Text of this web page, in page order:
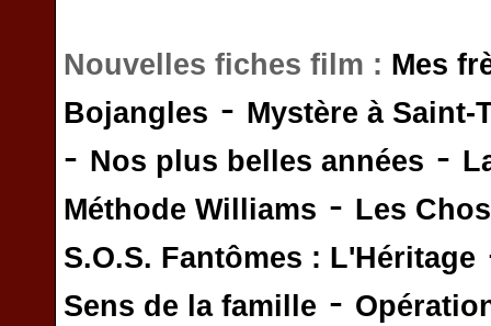
Nouvelles fiches film : Mes
Bojangles - Mystère à Saint-
- Nos plus belles années -
Méthode Williams - Les
S.O.S. Fantômes : L'Héritage
Sens de la famille -